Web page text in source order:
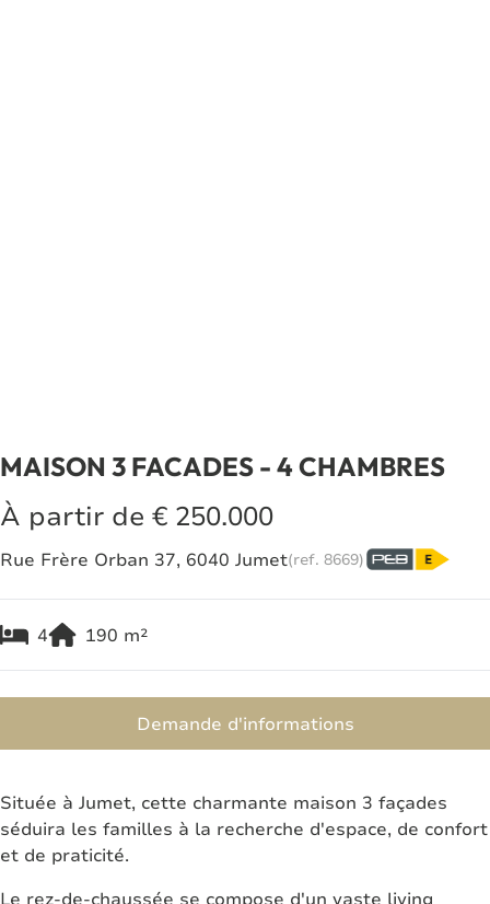
MAISON 3 FACADES - 4 CHAMBRES
À partir de € 250.000
Rue Frère Orban 37, 6040 Jumet(ref. 8669)
4 190 m²
Demande d'informations
Située à Jumet, cette charmante maison 3 façades
séduira les familles à la recherche d'espace, de confort
et de praticité.
Le rez-de-chaussée se compose d'un vaste living